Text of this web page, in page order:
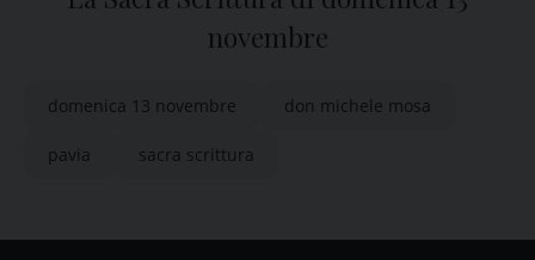
novembre
domenica 13 novembre don michele mosa
pavia sacra scrittura